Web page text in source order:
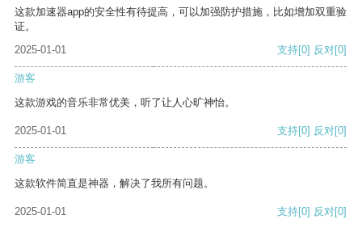
这款加速器app的安全性有待提高，可以加强防护措施，比如增加双重验
证。
2025-01-01
支持[0] 反对[0]
游客
这款游戏的音乐非常优美，听了让人心旷神怡。
2025-01-01 支持[0] 反对[0]
游客
这款软件简直是神器，解决了我所有问题。
2025-01-01 支持[0] 反对[0]